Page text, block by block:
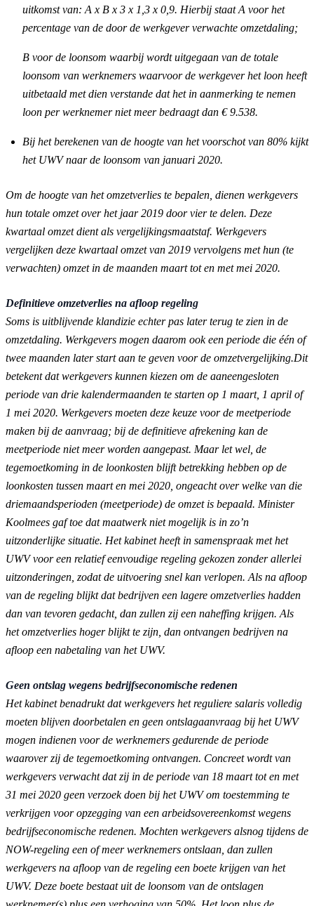
uitkomst van: A x B x 3 x 1,3 x 0,9. Hierbij staat A voor het
percentage van de door de werkgever verwachte omzetdaling;
B voor de loonsom waarbij wordt uitgegaan van de totale
loonsom van werknemers waarvoor de werkgever het loon heeft
uitbetaald met dien verstande dat het in aanmerking te nemen
loon per werknemer niet meer bedraagt dan € 9.538.
Bij het berekenen van de hoogte van het voorschot van 80% kijkt
het UWV naar de loonsom van januari 2020.
Om de hoogte van het omzetverlies te bepalen, dienen werkgevers
hun totale omzet over het jaar 2019 door vier te delen. Deze
kwartaal omzet dient als vergelijkingsmaatstaf. Werkgevers
vergelijken deze kwartaal omzet van 2019 vervolgens met hun (te
verwachten) omzet in de maanden maart tot en met mei 2020.
Definitieve omzetverlies na afloop regeling
Soms is uitblijvende klandizie echter pas later terug te zien in de
omzetdaling. Werkgevers mogen daarom ook een periode die één of
twee maanden later start aan te geven voor de omzetvergelijking.Dit
betekent dat werkgevers kunnen kiezen om de aaneengesloten
periode van drie kalendermaanden te starten op 1 maart, 1 april of
1 mei 2020. Werkgevers moeten deze keuze voor de meetperiode
maken bij de aanvraag; bij de definitieve afrekening kan de
meetperiode niet meer worden aangepast. Maar let wel, de
tegemoetkoming in de loonkosten blijft betrekking hebben op de
loonkosten tussen maart en mei 2020, ongeacht over welke van die
driemaandsperioden (meetperiode) de omzet is bepaald. Minister
Koolmees gaf toe dat maatwerk niet mogelijk is in zo’n
uitzonderlijke situatie. Het kabinet heeft in samenspraak met het
UWV voor een relatief eenvoudige regeling gekozen zonder allerlei
uitzonderingen, zodat de uitvoering snel kan verlopen. Als na afloop
van de regeling blijkt dat bedrijven een lagere omzetverlies hadden
dan van tevoren gedacht, dan zullen zij een naheffing krijgen. Als
het omzetverlies hoger blijkt te zijn, dan ontvangen bedrijven na
afloop een nabetaling van het UWV.
Geen ontslag wegens bedrijfseconomische redenen
Het kabinet benadrukt dat werkgevers het reguliere salaris volledig
moeten blijven doorbetalen en geen ontslagaanvraag bij het UWV
mogen indienen voor de werknemers gedurende de periode
waarover zij de tegemoetkoming ontvangen. Concreet wordt van
werkgevers verwacht dat zij in de periode van 18 maart tot en met
31 mei 2020 geen verzoek doen bij het UWV om toestemming te
verkrijgen voor opzegging van een arbeidsovereenkomst wegens
bedrijfseconomische redenen. Mochten werkgevers alsnog tijdens de
NOW-regeling een of meer werknemers ontslaan, dan zullen
werkgevers na afloop van de regeling een boete krijgen van het
UWV. Deze boete bestaat uit de loonsom van de ontslagen